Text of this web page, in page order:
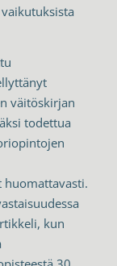
väitöskirjan
todettua
kun